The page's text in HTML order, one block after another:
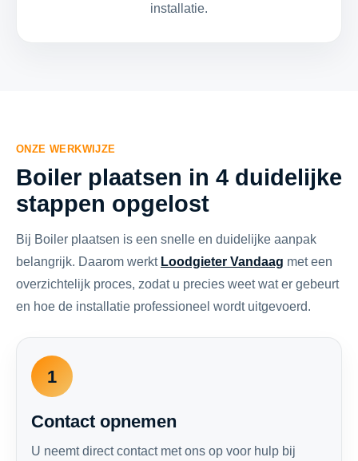
installatie.
ONZE WERKWIJZE
Boiler plaatsen in 4 duidelijke
stappen opgelost
Bij Boiler plaatsen is een snelle en duidelijke aanpak
belangrijk. Daarom werkt Loodgieter Vandaag met een
overzichtelijk proces, zodat u precies weet wat er gebeurt
en hoe de installatie professioneel wordt uitgevoerd.
1
Contact opnemen
U neemt direct contact met ons op voor hulp bij